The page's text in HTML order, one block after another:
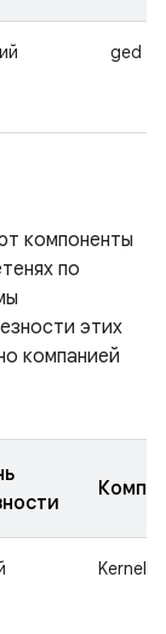
ged
компоненты
по
этих
компанией
Kernel